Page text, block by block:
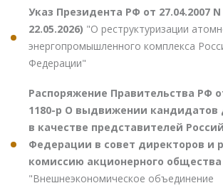
Указ Президента РФ от 27.04.2007
22.05.2026) "О реструктуризации
энергопромышленного комплекса
Федерации"
Распоряжение Правительства РФ
1180-р О выдвижении кандидатов
в качестве представителей
Федерации в совет директоров и
комиссию акционерного общества
"Внешнеэкономическое объединение